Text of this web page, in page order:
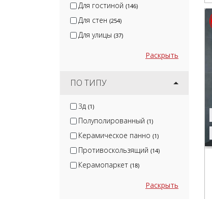
Для гостиной (146)
Для стен (254)
Для улицы (37)
Раскрыть
ПО ТИПУ
3д (1)
Полуполированный (1)
Керамическое панно (1)
Противоскользящий (14)
Керамопаркет (18)
Раскрыть